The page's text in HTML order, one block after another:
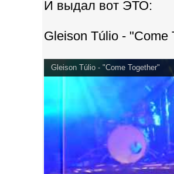
И выдал вот ЭТО:
Gleison Túlio - "Come
Gleison Túlio - "Come Together"